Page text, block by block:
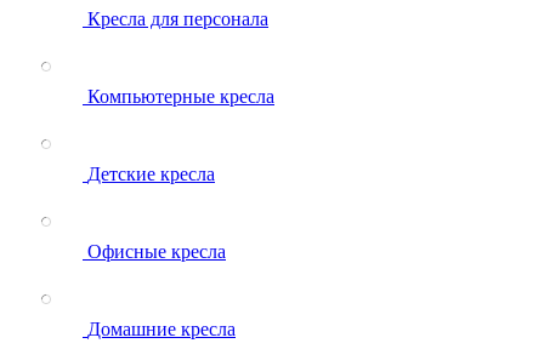
Кресла для персонала
Компьютерные кресла
Детские кресла
Офисные кресла
Домашние кресла